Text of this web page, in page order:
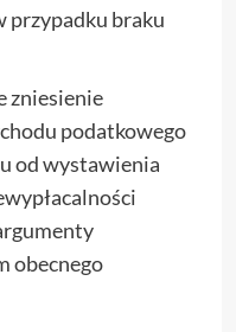
przypadku braku
zniesienie
podatkowego
od wystawienia
obecnego